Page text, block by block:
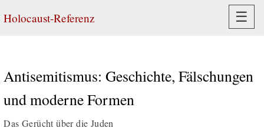
Holocaust-Referenz ☰
Antisemitismus: Geschichte, Fälschungen
und moderne Formen
Das Gerücht über die Juden